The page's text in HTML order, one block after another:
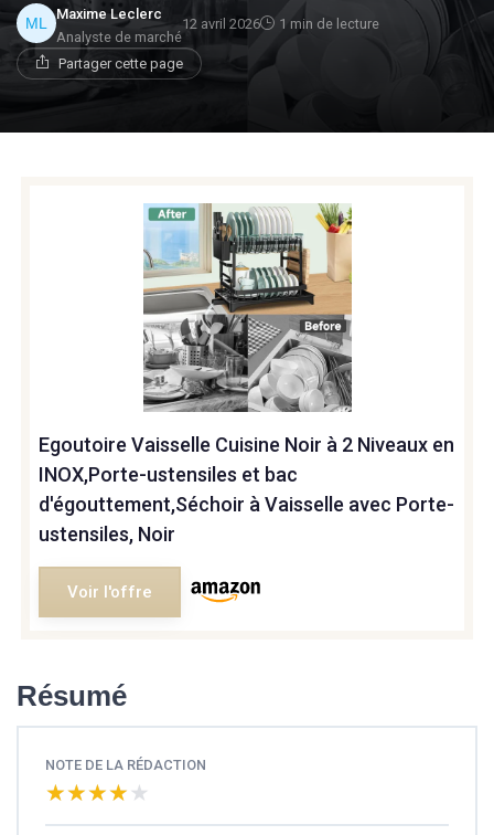
Maxime Leclerc
Analyste de marché
12 avril 2026 1 min de lecture
Partager cette page
Egoutoire Vaisselle Cuisine Noir à 2 Niveaux en
INOX,Porte-ustensiles et bac
d'égouttement,Séchoir à Vaisselle avec Porte-
ustensiles, Noir
Voir l'offre
Résumé
NOTE DE LA RÉDACTION
★★★★★
★★★★★